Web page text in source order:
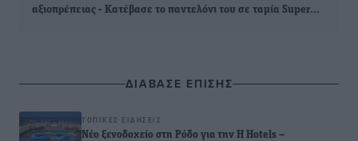
αξιοπρέπειας - Κατέβασε το παντελόνι του σε ταμία Super…
ΔΙΑΒΑΣΕ ΕΠΙΣΗΣ
ΤΟΠΙΚΈΣ ΕΙΔΉΣΕΙΣ
Νέο ξενοδοχείο στη Ρόδο για την H Hotels –